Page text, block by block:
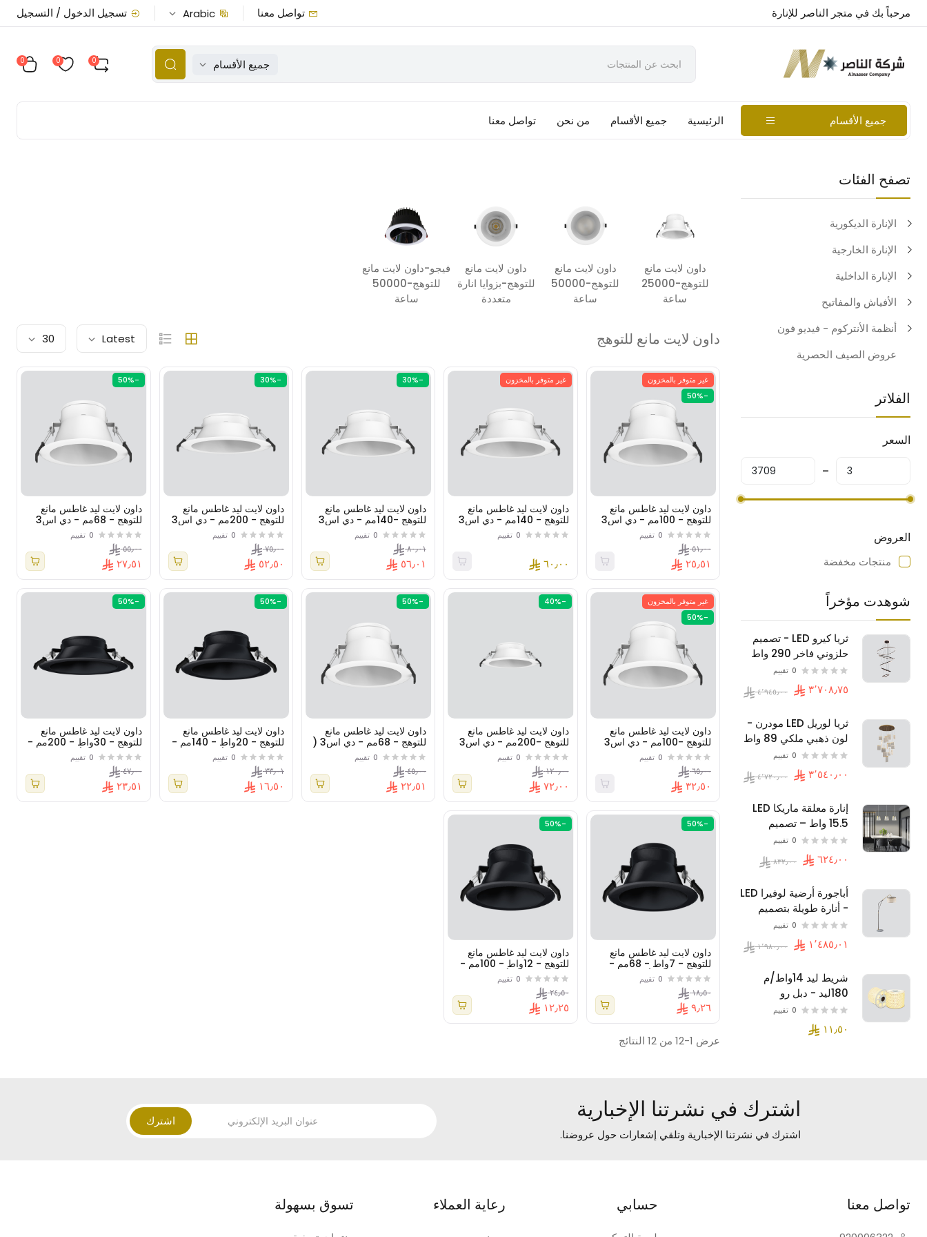
مرحباً بك في متجر الناصر للإنارة تواصل معنا Arabic تسجيل الدخول / التسجيل
جميع الأقسام 0
0
0
جميع الأقسام الرئيسية جميع الأقسام من نحن تواصل معنا
تصفح الفئات
الإنارة الديكورية
الإنارة الخارجية
الإنارة الداخلية
الأفياش والمفاتيح
أنظمة الأنتركوم - فيديو فون
عروض الصيف الحصرية
الفلاتر
السعر
العروض
منتجات مخفضة
شوهدت مؤخراً
ثريا كيرو LED - تصميم
حلزوني فاخر 290 واط
0 تقييم
‏٤٬٩٤٥٫٠٠
ثريا لوريل LED مودرن -
لون ذهبي ملكي 89 واط
- للمجالس والأسقف
العالية
0 تقييم
‏٤٬٧٢٠٫٠٠
إنارة معلقة ماريكا LED
15.5 واط – تصميم
لون ذهبي فاخر
0 تقييم
‏٨٣٢٫٠٠
أباجورة أرضية لوفيرا LED
- أنارة طويلة بتصميم
عصري-22 واط
0 تقييم
‏١٬٩٨٠٫٠٠
شريط ليد 14واط/م
180ليد - دبل رو
0 تقييم
داون لايت مانع
للتوهج-25000
ساعة
داون لايت مانع
للتوهج-50000
ساعة
داون لايت مانع
للتوهج-بزوايا انارة
متعددة
فيجو-داون لايت مانع
للتوهج-50000
ساعة
داون لايت مانع للتوهج Latest
30
غير متوفر بالمخزون
-50%
داون لايت ليد غاطس مانع
للتوهج - 100مم - دي اس3
( اس ام دي )
0 تقييم
٢٥٫٥١
٥١٫٠٠
غير متوفر بالمخزون
داون لايت ليد غاطس مانع
للتوهج - 140مم - دي اس3
( اس ام دي )
0 تقييم
٦٠٫٠٠
-30%
داون لايت ليد غاطس مانع
للتوهج -140مم - دي اس3
(زوايا انارة متعددة)
0 تقييم
٥٦٫٠١
٨٠٫٠١
-30%
داون لايت ليد غاطس مانع
للتوهج - 200مم - دي اس3
( اس ام دي )
0 تقييم
٥٢٫٥٠
٧٥٫٠٠
-50%
داون لايت ليد غاطس مانع
للتوهج - 68مم - دي اس3
(زوايا انارة متعددة)
0 تقييم
٢٧٫٥١
٥٥٫٠٠
غير متوفر بالمخزون
-50%
داون لايت ليد غاطس مانع
للتوهج -100مم - دي اس3
(زواية انتشار36° )0 تقييم
٣٢٫٥٠
٦٥٫٠٠
-40%
داون لايت ليد غاطس مانع
للتوهج -200مم - دي اس3
(زوايا انارة متعددة)
0 تقييم
٧٢٫٠٠
١٢٠٫٠٠
-50%
داون لايت ليد غاطس مانع
للتوهج - 68مم - دي اس3 (
اس ام دي ) 0 تقييم
٢٢٫٥١
٤٥٫٠٠
-50%
داون لايت ليد غاطس مانع
للتوهج - 20واط - 140مم -
دي اس3 ( دي أو بي )
0 تقييم
١٦٫٥٠
٣٣٫٠١
-50%
داون لايت ليد غاطس مانع
للتوهج - 30واط - 200مم -
دي اس3 ( دي أو بي )
0 تقييم
٢٣٫٥١
٤٧٫٠٠
-50%
داون لايت ليد غاطس مانع
للتوهج - 7واط - 68مم -
دي اس3 ( دي أو بي )
0 تقييم
٩٫٢٦
١٨٫٥٠
-50%
داون لايت ليد غاطس مانع
للتوهج - 12واط - 100مم -
دي اس3 ( دي أو بي )
0 تقييم
١٢٫٢٥
٢٤٫٥٠
عرض 1-12 من 12 النتائج
اشترك في نشرتنا الإخبارية
اشترك في نشرتنا الإخبارية وتلقي إشعارات حول عروضنا.
اشترك
تواصل معنا حسابي رعاية العملاء تسوق بسهولة